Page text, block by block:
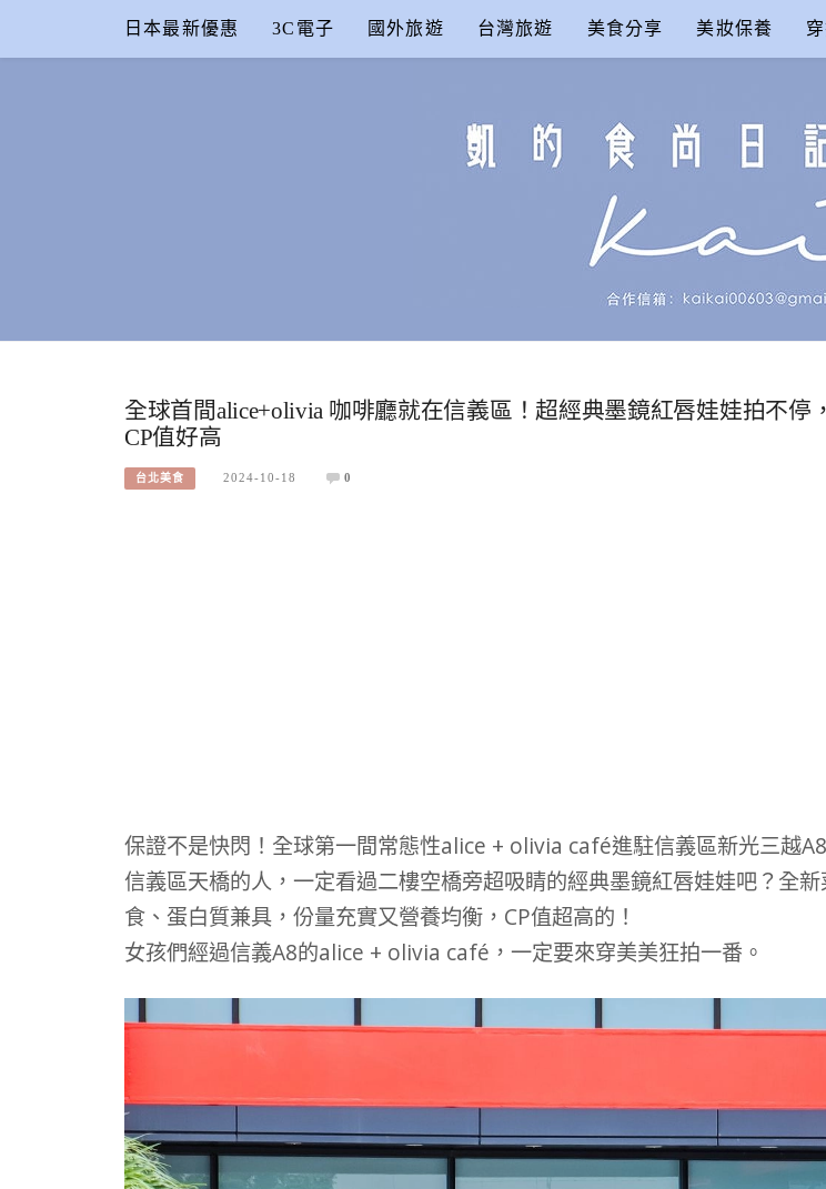
content
日本最新優惠 3C電子 國外旅遊 台灣旅遊 美食分享 美妝保養
全球首間alice+olivia 咖啡廳就在信義區！超經典墨鏡紅唇娃娃拍不停
CP值好高
台北美食 2024-10-18 0
保證不是快閃！全球第一間常態性alice + olivia café進駐信義區新光三越
信義區天橋的人，一定看過二樓空橋旁超吸睛的經典墨鏡紅唇娃娃吧？全
食、蛋白質兼具，份量充實又營養均衡，CP值超高的！
女孩們經過信義A8的alice + olivia café，一定要來穿美美狂拍一番。